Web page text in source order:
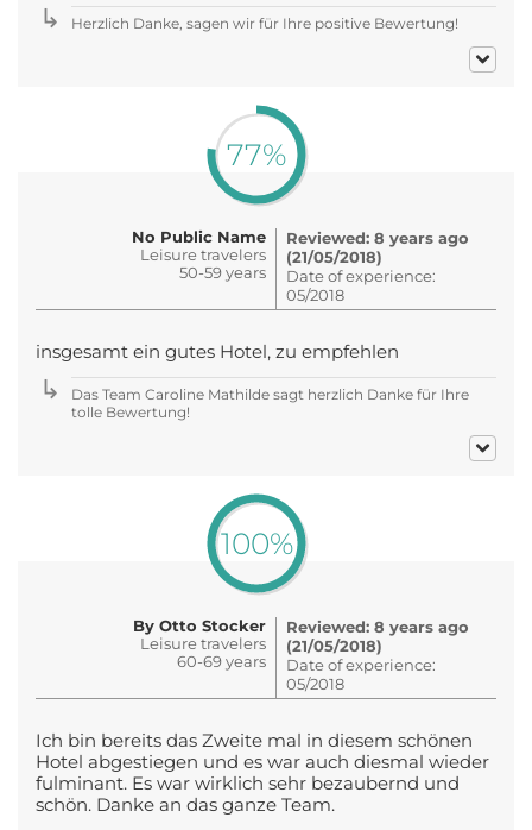
Herzlich Danke, sagen wir für Ihre positive Bewertung!
77%
No Public Name
Leisure travelers
50-59 years
Reviewed: 8 years ago
(21/05/2018)
Date of experience:
05/2018
insgesamt ein gutes Hotel, zu empfehlen
Das Team Caroline Mathilde sagt herzlich Danke für Ihre
tolle Bewertung!
100%
By Otto Stocker
Leisure travelers
60-69 years
Reviewed: 8 years ago
(21/05/2018)
Date of experience:
05/2018
Ich bin bereits das Zweite mal in diesem schönen
Hotel abgestiegen und es war auch diesmal wieder
fulminant. Es war wirklich sehr bezaubernd und
schön. Danke an das ganze Team.